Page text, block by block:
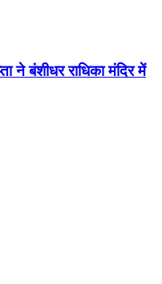
ने बंशीधर राधिका मंदिर में